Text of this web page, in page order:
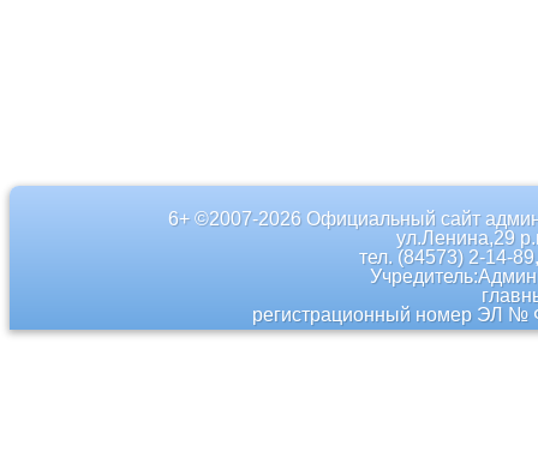
6+ ©2007-2026 Официальный сайт
ул.Ленина,29
тел. (84573) 2-14-
регистрационный номер ЭЛ №